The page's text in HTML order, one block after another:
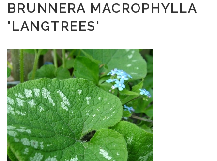
BRUNNERA MACROPHYLLA
'LANGTREES'